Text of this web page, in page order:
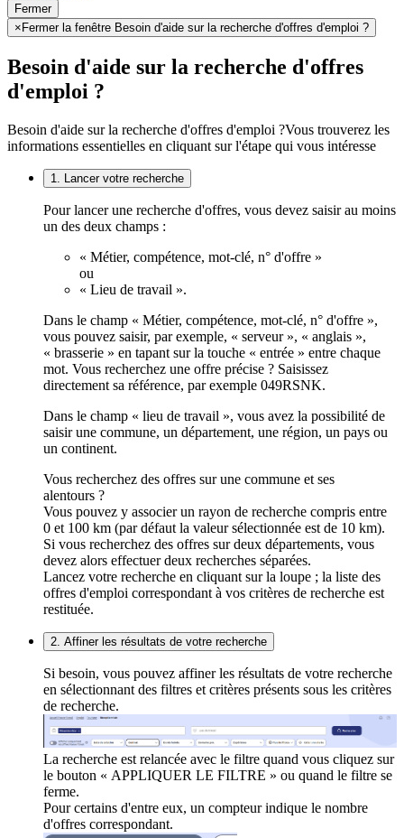
Fermer
× Fermer la fenêtre Besoin d'aide sur la recherche d'offres d'emploi ?
Besoin d'aide sur la recherche d'offres
d'emploi ?
Besoin d'aide sur la recherche d'offres d'emploi ?Vous trouverez les
informations essentielles en cliquant sur l'étape qui vous intéresse
1. Lancer votre recherche
Pour lancer une recherche d'offres, vous devez saisir au moins
un des deux champs :
« Métier, compétence, mot-clé, n° d'offre »
ou
« Lieu de travail ».
Dans le champ « Métier, compétence, mot-clé, n° d'offre »,
vous pouvez saisir, par exemple, « serveur », « anglais »,
« brasserie » en tapant sur la touche « entrée » entre chaque
mot. Vous recherchez une offre précise ? Saisissez
directement sa référence, par exemple 049RSNK.
Dans le champ « lieu de travail », vous avez la possibilité de
saisir une commune, un département, une région, un pays ou
un continent.
Vous recherchez des offres sur une commune et ses
alentours ?
Vous pouvez y associer un rayon de recherche compris entre
0 et 100 km (par défaut la valeur sélectionnée est de 10 km).
Si vous recherchez des offres sur deux départements, vous
devez alors effectuer deux recherches séparées.
Lancez votre recherche en cliquant sur la loupe ; la liste des
offres d'emploi correspondant à vos critères de recherche est
restituée.
2. Affiner les résultats de votre recherche
Si besoin, vous pouvez affiner les résultats de votre recherche
en sélectionnant des filtres et critères présents sous les critères
de recherche.
La recherche est relancée avec le filtre quand vous cliquez sur
le bouton « APPLIQUER LE FILTRE » ou quand le filtre se
ferme.
Pour certains d'entre eux, un compteur indique le nombre
d'offres correspondant.